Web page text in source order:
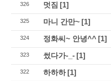
326 멋짐 [1]
325 마니 간만~ [1]
324 정화씨~ 안녕^^ [1]
323 썼다가-_- [1]
322 하하하[1]